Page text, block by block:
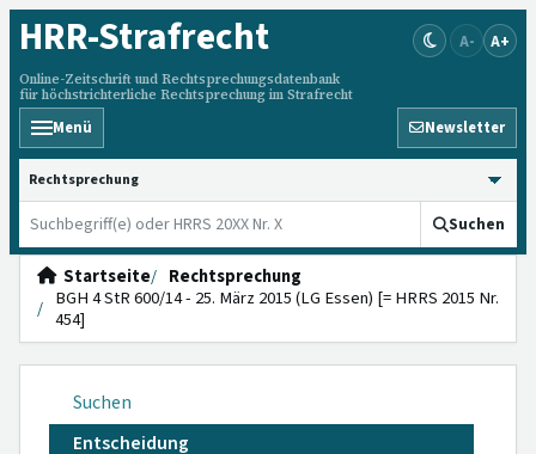
HRR-Strafrecht
Online-Zeitschrift und Rechtsprechungsdatenbank
für höchstrichterliche Rechtsprechung im Strafrecht
A- A+
Menü Newsletter
HRRS durchsuchen
Suchen
Startseite
Rechtsprechung
BGH 4 StR 600/14 - 25. März 2015 (LG Essen) [= HRRS 2015 Nr.
454]
Suchen
Entscheidung